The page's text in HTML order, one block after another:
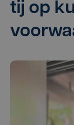
tij op